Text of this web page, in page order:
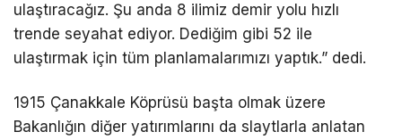
ulaştıracağız. Şu anda 8 ilimiz demir yolu hızlı
trende seyahat ediyor. Dediğim gibi 52 ile
ulaştırmak için tüm planlamalarımızı yaptık.” dedi.
1915 Çanakkale Köprüsü başta olmak üzere
Bakanlığın diğer yatırımlarını da slaytlarla anlatan